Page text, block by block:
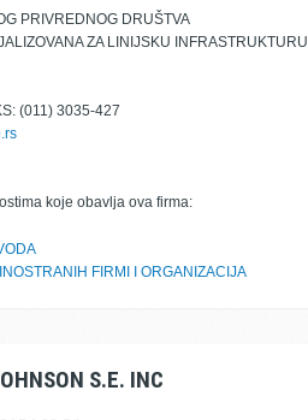
PRIVREDNOG DRUŠTVA
ZA LINIJSKU
(011) 3035-427
koje obavlja ova firma:
FIRMI I ORGANIZACIJA
S.E. INC